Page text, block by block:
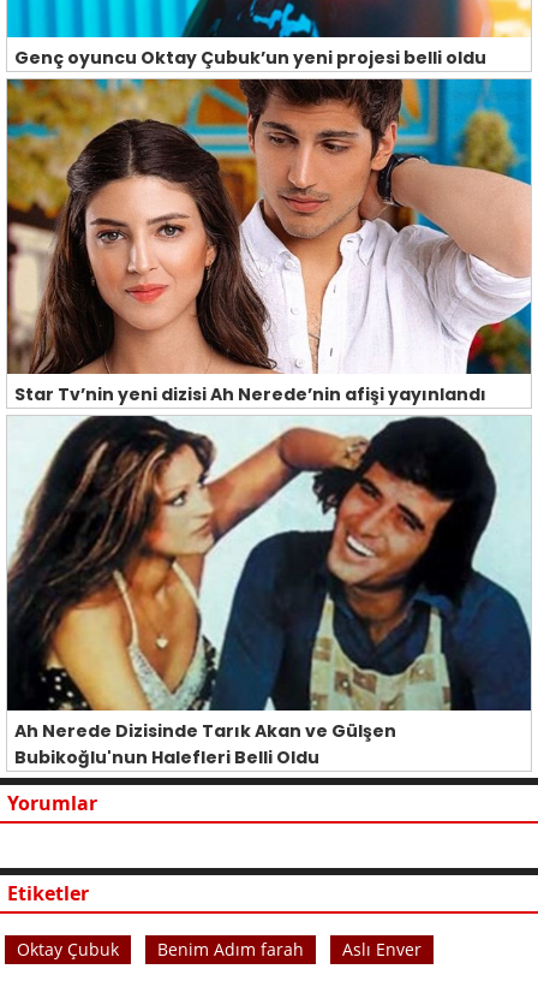
Genç oyuncu Oktay Çubuk’un yeni projesi belli oldu
Star Tv’nin yeni dizisi Ah Nerede’nin afişi yayınlandı
Ah Nerede Dizisinde Tarık Akan ve Gülşen
Bubikoğlu'nun Halefleri Belli Oldu
Yorumlar
Etiketler
Oktay Çubuk Benim Adım farah Aslı Enver